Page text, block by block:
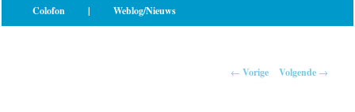
Colofon | Weblog/Nieuws
← Vorige Volgende →